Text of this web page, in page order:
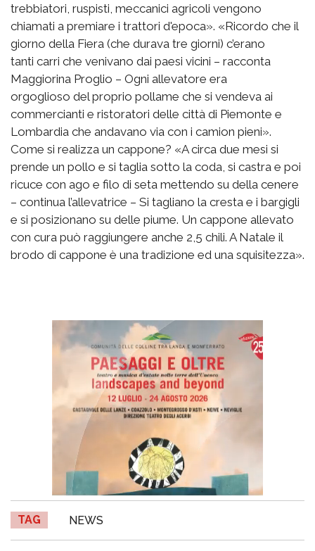
trebbiatori, ruspisti, meccanici agricoli vengono
chiamati a premiare i trattori d'epoca». «Ricordo che il
giorno della Fiera (che durava tre giorni) c’erano
tanti carri che venivano dai paesi vicini – racconta
Maggiorina Proglio – Ogni allevatore era
orgoglioso del proprio pollame che si vendeva ai
commercianti e ristoratori delle città di Piemonte e
Lombardia che andavano via con i camion pieni».
Come si realizza un cappone? «A circa due mesi si
prende un pollo e si taglia sotto la coda, si castra e poi
ricuce con ago e filo di seta mettendo su della cenere
– continua l’allevatrice – Si tagliano la cresta e i bargigli
e si posizionano su delle piume. Un cappone allevato
con cura può raggiungere anche 2,5 chili. A Natale il
brodo di cappone è una tradizione ed una squisitezza».
TAG NEWS